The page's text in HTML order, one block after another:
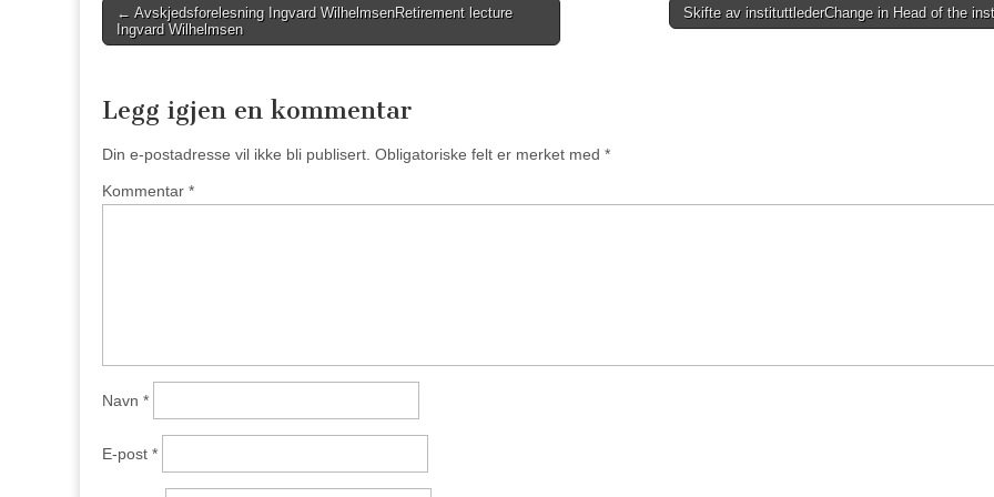
Post
navigation
← Avskjedsforelesning Ingvard WilhelmsenRetirement lecture
Ingvard Wilhelmsen
Skifte av instituttlederChange in Head of the
Legg igjen en kommentar
Din e-postadresse vil ikke bli publisert. Obligatoriske felt er merket med *
Kommentar *
Navn *
E-post *